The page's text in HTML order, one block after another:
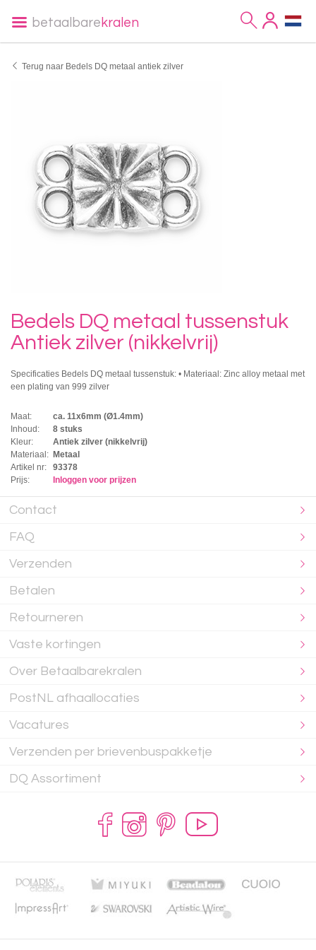
betaalbare kralen
Terug naar Bedels DQ metaal antiek zilver
Bedels DQ metaal tussenstuk
Antiek zilver (nikkelvrij)
Specificaties Bedels DQ metaal tussenstuk: • Materiaal: Zinc alloy metaal met
een plating van 999 zilver
Maat:
ca. 11x6mm (Ø1.4mm)
Inhoud:
8 stuks
Kleur:
Antiek zilver (nikkelvrij)
Materiaal: Metaal
Artikel nr:
93378
Prijs:
Inloggen voor prijzen
Contact
FAQ
Verzenden
Betalen
Retourneren
Vaste kortingen
Over Betaalbarekralen
PostNL afhaallocaties
Vacatures
Verzenden per brievenbuspakketje
DQ Assortiment